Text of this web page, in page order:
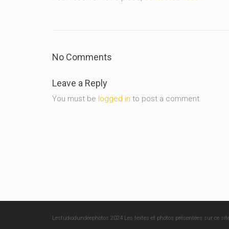
No Comments
Leave a Reply
You must be logged in to post a comment.
Lestudiodundeephotos 2024 Les textes et photos présentées sur ce